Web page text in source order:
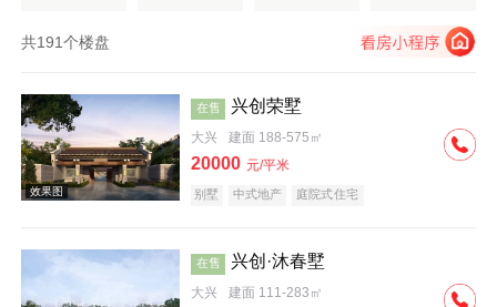
共191个楼盘
效果图
在售 兴创荣墅
大兴 建面 188-575㎡
20000 元/平米
别墅 中式地产 庭院式住宅
在售 兴创·沐春墅
大兴 建面 111-283㎡